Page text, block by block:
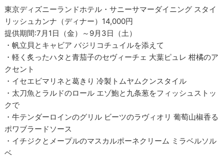
東京ディズニーランドホテル・サニーサマーダイニング スタイ
リッシュカンナ（ディナー）14,000円
提供期間:7月1日（金）～9月3日（土）
・帆立貝とキャビア バジリコチュイルを添えて
・軽く炙ったハタと青茄子のセヴィーチェ 大葉ピュレ 柑橘のア
クセント
・イセエビマリネと葛きり 冷製トムヤムクンスタイル
・太刀魚とラルドのロール エゾ鮑と九条葱をフィッシュストッ
クで
・牛テンダーロインのグリル ビーツのラヴィオリ 葡萄山椒香る
ポワブラードソース
・イチジクとメープルのマスカルポーネクリーム ミラベルソル
ベ